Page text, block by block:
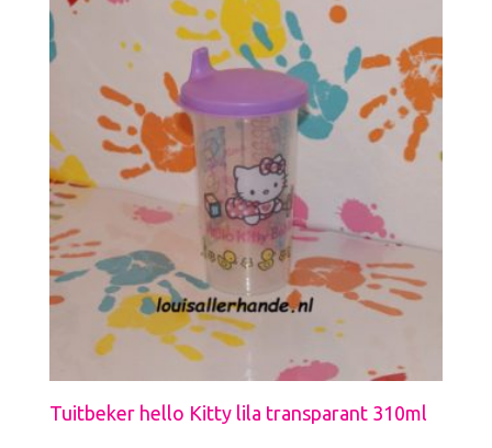
Tuitbeker hello Kitty lila transparant 310ml